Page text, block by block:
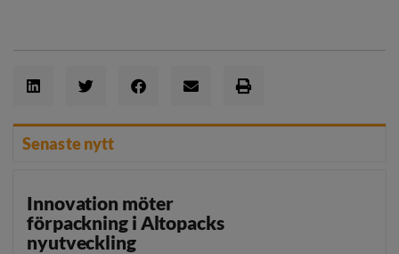
Senaste nytt
Innovation möter
förpackning i Altopacks
nyutveckling